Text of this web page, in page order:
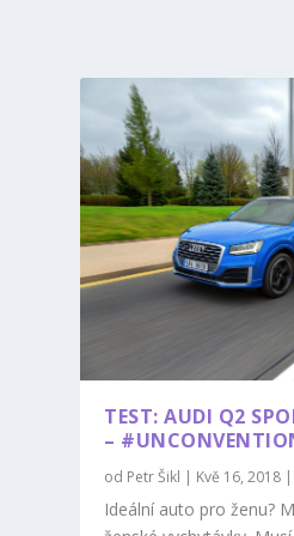
TEST: AUDI Q2
–
od Petr Šikl | Kvě 16, 2018
Ideální auto pro ženu?